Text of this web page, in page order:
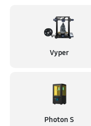
Vyper
Photon S